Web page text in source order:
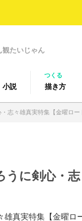
観たいじゃん
小説
つくる
描き方
志々雄真実特集【金曜ロー
うに剣心・